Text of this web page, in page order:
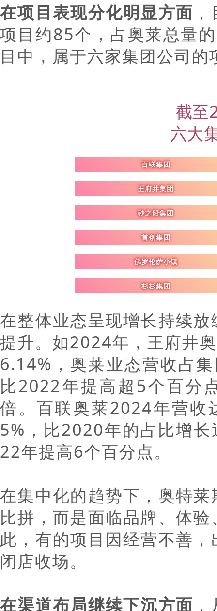
在项目表现分化明显方面
项目约85个，占奥莱总量
目中，属于六家集团公司
截至
六大
百联集团
王府井集团
砂之船集团
首创集团
佛罗伦萨小镇
杉杉集团
在整体业态呈现增长持续
提升。如2024年，王府井
6.14%，奥莱业态营收占
比2022年提高超5个百分
倍。百联奥莱2024年营
5%，比2020年的占比增
22年提高6个百分点。
在集中化的趋势下，奥特
比拼，而是面临品牌、体
此，有的项目因经营不善
闭店收场。
在渠道布局继续下沉方面